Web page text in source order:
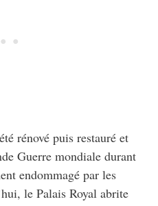
rénové puis restauré et
Guerre mondiale durant
endommagé par les
le Palais Royal abrite